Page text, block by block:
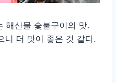
해산물 숯불구이의 맛.
니 더 맛이 좋은 것 같다.